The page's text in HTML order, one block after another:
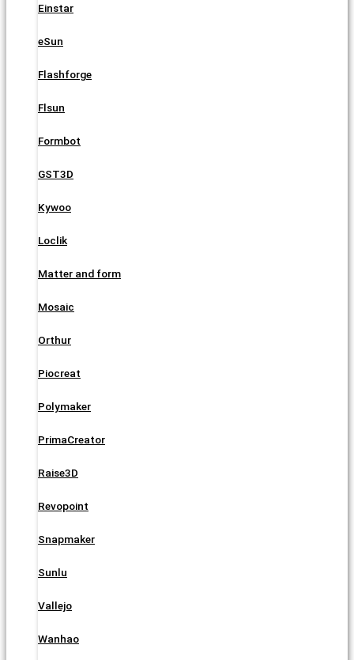
Einstar
eSun
Flashforge
Flsun
Formbot
GST3D
Kywoo
Loclik
Matter and form
Mosaic
Orthur
Piocreat
Polymaker
PrimaCreator
Raise3D
Revopoint
Snapmaker
Sunlu
Vallejo
Wanhao